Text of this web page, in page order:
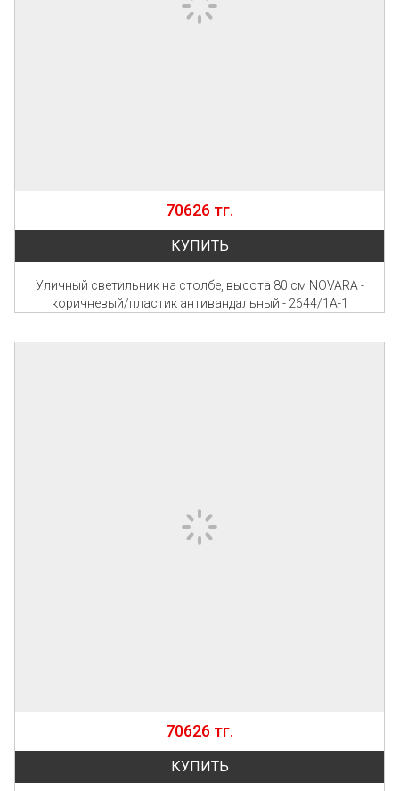
70626 тг.
КУПИТЬ
Уличный светильник на столбе, высота 80 см NOVARA -
коричневый/пластик антивандальный - 2644/1A-1
70626 тг.
КУПИТЬ